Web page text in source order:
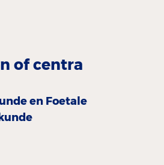
of centra
en Foetale